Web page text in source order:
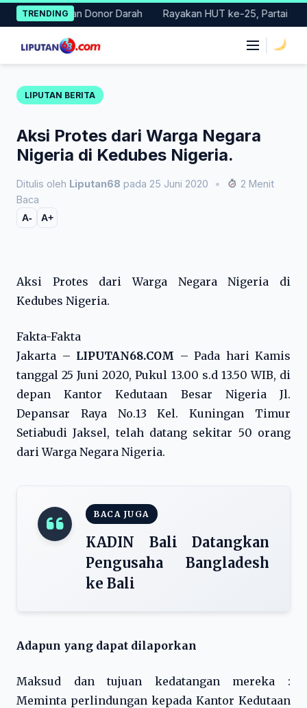
Skip
to
content
TRENDING
Gerakan Donor Darah Rayakan HUT ke-25, Partai Demokrat
LIPUTAN BERITA
Aksi Protes dari Warga Negara
Nigeria di Kedubes Nigeria.
Ditulis oleh Liputan68 pada 25 Juni 2020 •
2 Menit
Baca
A- A+
Aksi Protes dari Warga Negara Nigeria di
Kedubes Nigeria.
Fakta-Fakta
Jakarta – LIPUTAN68.COM – Pada hari Kamis
tanggal 25 Juni 2020, Pukul 13.00 s.d 13.50 WIB, di
depan Kantor Kedutaan Besar Nigeria Jl.
Depansar Raya No.13 Kel. Kuningan Timur
Setiabudi Jaksel, telah datang sekitar 50 orang
dari Warga Negara Nigeria.
BACA JUGA
KADIN Bali Datangkan
Pengusaha Bangladesh
ke Bali
Adapun yang dapat dilaporkan
Maksud dan tujuan kedatangan mereka :
Meminta perlindungan kepada Kantor Kedutaan